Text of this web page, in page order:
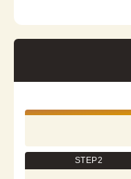
東京都台東区浅草２
STEP2